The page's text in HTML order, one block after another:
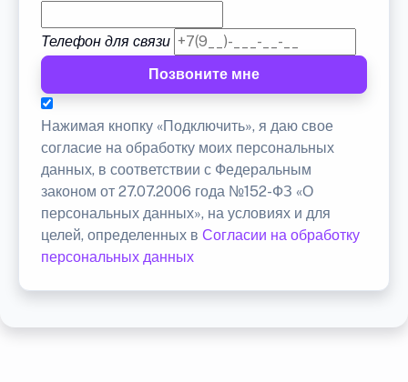
Телефон для связи
Позвоните мне
Нажимая кнопку «Подключить», я даю свое
согласие на обработку моих персональных
данных, в соответствии с Федеральным
законом от 27.07.2006 года №152-ФЗ «О
персональных данных», на условиях и для
целей, определенных в Согласии на обработку
персональных данных